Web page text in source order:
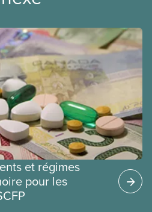
et régimes
pour les